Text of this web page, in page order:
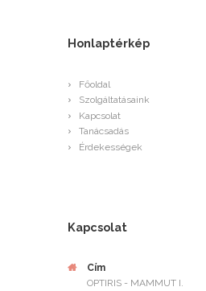
Honlaptérkép
Főoldal
Szolgáltatásaink
Kapcsolat
Tanácsadás
Érdekességek
Kapcsolat
Cím
OPTIRIS - MAMMUT I.